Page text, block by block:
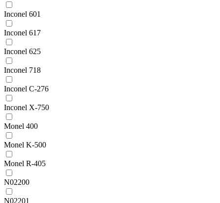
Inconel 601
Inconel 617
Inconel 625
Inconel 718
Inconel C-276
Inconel X-750
Monel 400
Monel K-500
Monel R-405
N02200
N02201